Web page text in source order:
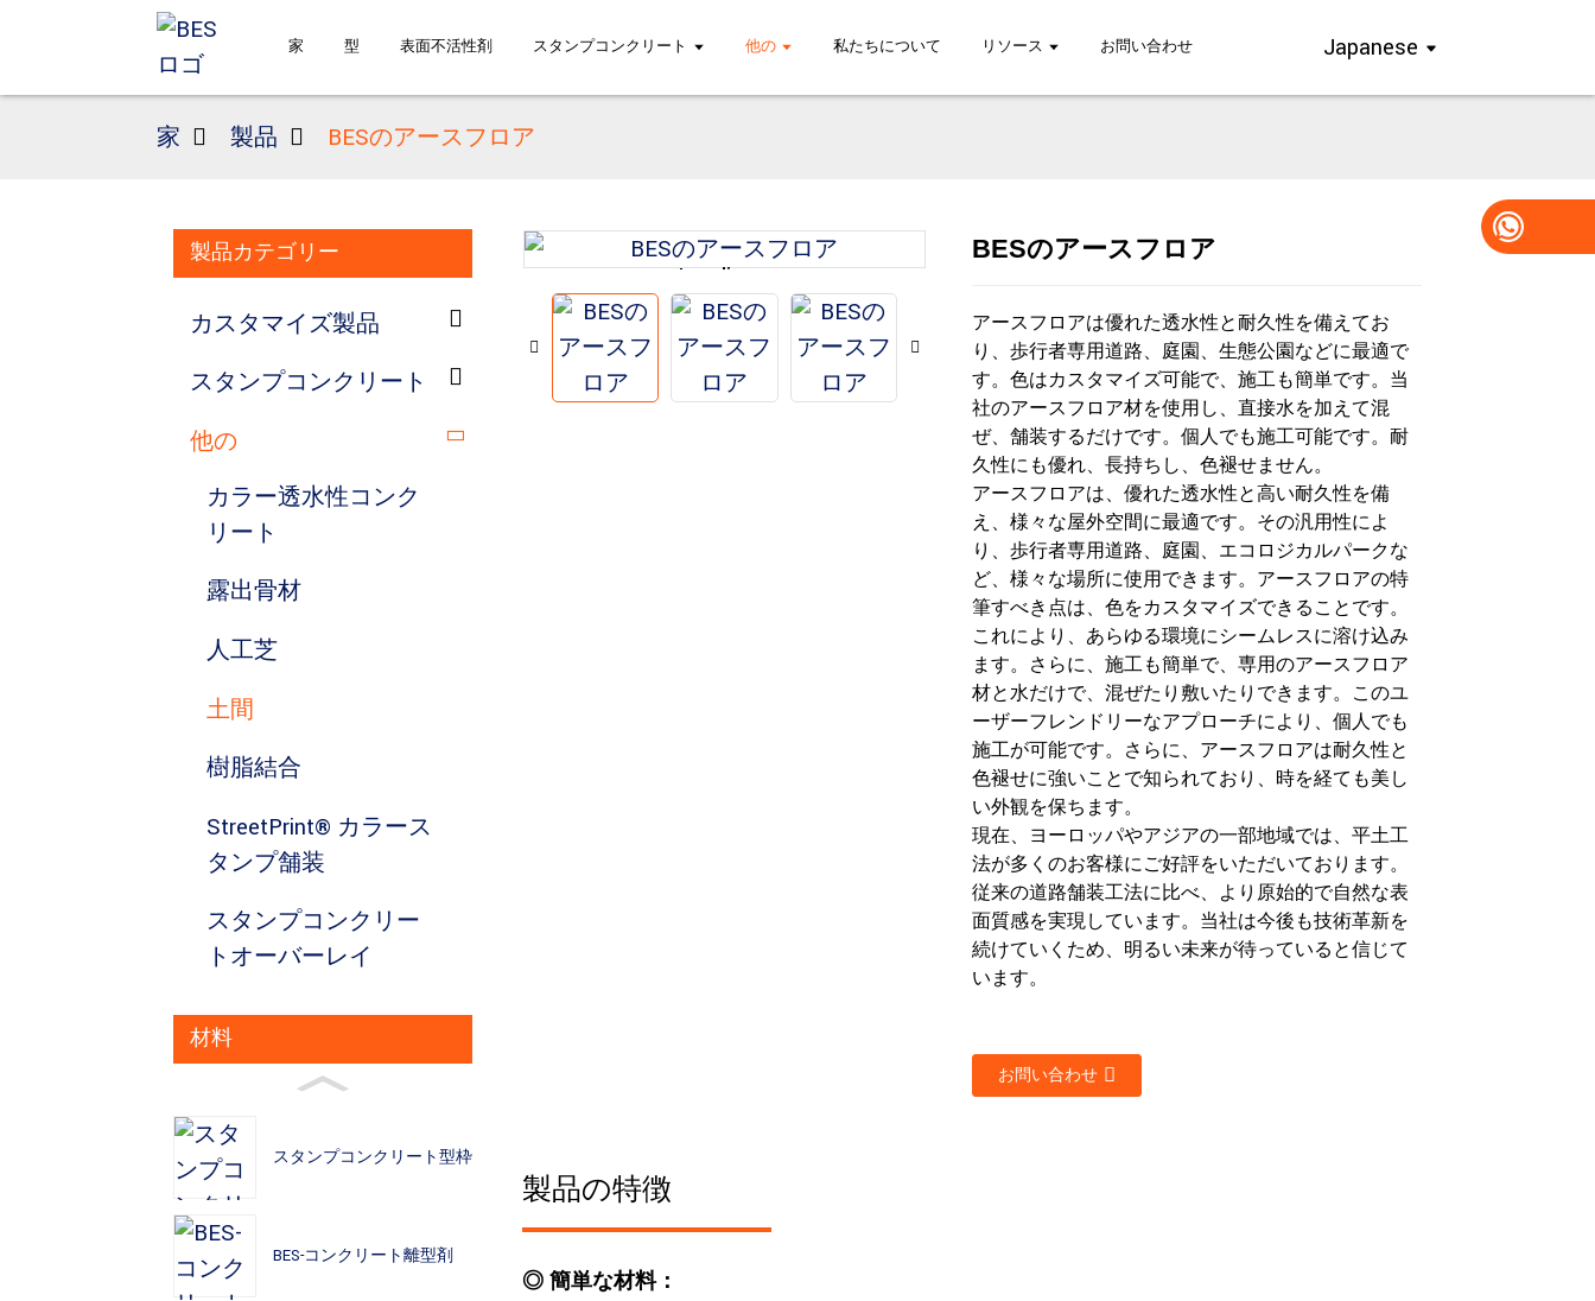
家 型 表面不活性剤 スタンプコンクリート 他の 私たちについて リソース お問い合わせ Japanese
家 製品 BESのアースフロア
製品カテゴリー
カスタマイズ製品
スタンプコンクリート
他の
カラー透水性コンク
リート
露出骨材
人工芝
土間
樹脂結合
StreetPrint® カラース
タンプ舗装
スタンプコンクリー
トオーバーレイ
材料
スタンプコンクリート型枠
BES-コンクリート離型剤
Loading...
Loading... Loading...
Loading...
BESのアースフロア
アースフロアは優れた透水性と耐久性を備えてお
り、歩行者専用道路、庭園、生態公園などに最適で
す。色はカスタマイズ可能で、施工も簡単です。当
社のアースフロア材を使用し、直接水を加えて混
ぜ、舗装するだけです。個人でも施工可能です。耐
久性にも優れ、長持ちし、色褪せません。
アースフロアは、優れた透水性と高い耐久性を備
え、様々な屋外空間に最適です。その汎用性によ
り、歩行者専用道路、庭園、エコロジカルパークな
ど、様々な場所に使用できます。アースフロアの特
筆すべき点は、色をカスタマイズできることです。
これにより、あらゆる環境にシームレスに溶け込み
ます。さらに、施工も簡単で、専用のアースフロア
材と水だけで、混ぜたり敷いたりできます。このユ
ーザーフレンドリーなアプローチにより、個人でも
施工が可能です。さらに、アースフロアは耐久性と
色褪せに強いことで知られており、時を経ても美し
い外観を保ちます。
現在、ヨーロッパやアジアの一部地域では、平土工
法が多くのお客様にご好評をいただいております。
従来の道路舗装工法に比べ、より原始的で自然な表
面質感を実現しています。当社は今後も技術革新を
続けていくため、明るい未来が待っていると信じて
います。
お問い合わせ
製品の特徴
◎ 簡単な材料：